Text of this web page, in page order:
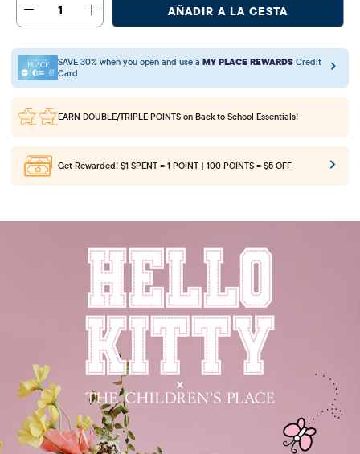
1 AÑADIR A LA CESTA
SAVE 30% when you open and use a MY PLACE REWARDS Credit
Card
EARN DOUBLE/TRIPLE POINTS on Back to School Essentials!
Get Rewarded! $1 SPENT = 1 POINT | 100 POINTS = $5 OFF